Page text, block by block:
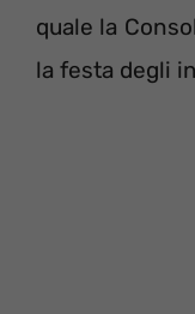
quale la
la festa degli